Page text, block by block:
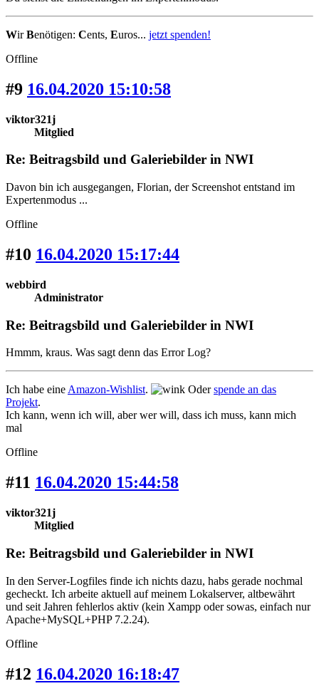
WirBenötigen: Cents, Euros... jetzt spenden!
Offline
#9 16.04.2020 15:10:58
viktor321j
Mitglied
Re: Beitragsbild und Galeriebilder in NWI
Davon bin ich ausgegangen, Florian, der Screenshot entstand im
Expertenmodus ...
Offline
#10 16.04.2020 15:17:44
webbird
Administrator
Re: Beitragsbild und Galeriebilder in NWI
Hmmm, kraus. Was sagt denn das Error Log?
Ich habe eine Amazon-Wishlist. Oderspende an das
Projekt.
Ich kann, wenn ich will, aber wer will, dass ich muss, kann mich
mal
Offline
#11 16.04.2020 15:44:58
viktor321j
Mitglied
Re: Beitragsbild und Galeriebilder in NWI
In den Server-Logfiles finde ich nichts dazu, habs gerade nochmal
gecheckt. Ich arbeite aktuell auf meinem Lokalserver, altbewährt
und seit Jahren fehlerlos aktiv (kein Xampp oder sowas, einfach nur
Apache+MySQL+PHP 7.2.24).
Offline
#12 16.04.2020 16:18:47